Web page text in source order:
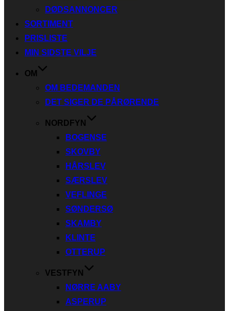
DØDSANNONCER
SORTIMENT
PRISLISTE
MIN SIDSTE VILJE
OM
OM BEDEMANDEN
DET SIGER DE PÅRØRENDE
NORDFYN
BOGENSE
SKOVBY
HÅRSLEV
SÆRSLEV
VEFLINGE
SØNDERSØ
SKAMBY
KLINTE
OTTERUP
VESTFYN
NØRRE AABY
ASPERUP